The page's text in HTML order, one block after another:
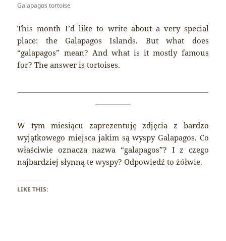
Galapagos tortoise
This month I’d like to write about a very special
place: the Galapagos Islands. But what does
“galapagos” mean? And what is it mostly famous
for? The answer is tortoises.
W tym miesiącu zaprezentuję zdjęcia z bardzo
wyjątkowego miejsca jakim są wyspy Galapagos. Co
właściwie oznacza nazwa “galapagos”? I z czego
najbardziej słynną te wyspy? Odpowiedź to żółwie.
LIKE THIS: